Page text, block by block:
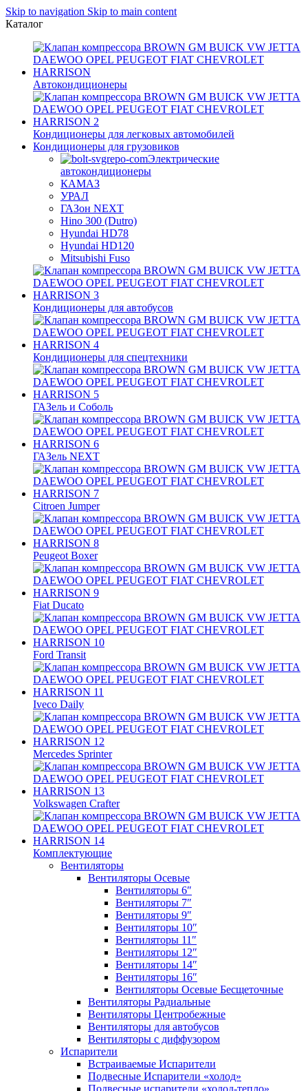
Skip to navigation Skip to main content
Каталог
Автокондиционеры
Кондиционеры для легковых автомобилей
Кондиционеры для грузовиков
Электрические
автокондиционеры
КАМАЗ
УРАЛ
ГАЗон NEXT
Hino 300 (Dutro)
Hyundai HD78
Hyundai HD120
Mitsubishi Fuso
Кондиционеры для автобусов
Кондиционеры для спецтехники
ГАЗель и Соболь
ГАЗель NEXT
Citroen Jumper
Peugeot Boxer
Fiat Ducato
Ford Transit
Iveco Daily
Mercedes Sprinter
Volkswagen Crafter
Комплектующие
Вентиляторы
Вентиляторы Осевые
Вентиляторы 6″
Вентиляторы 7″
Вентиляторы 9″
Вентиляторы 10″
Вентиляторы 11″
Вентиляторы 12″
Вентиляторы 14″
Вентиляторы 16″
Вентиляторы Осевые Бесщеточные
Вентиляторы Радиальные
Вентиляторы Центробежные
Вентиляторы для автобусов
Вентиляторы с диффузором
Испарители
Встраиваемые Испарители
Подвесные Испарители «холод»
Подвесные испарители «холод-тепло»